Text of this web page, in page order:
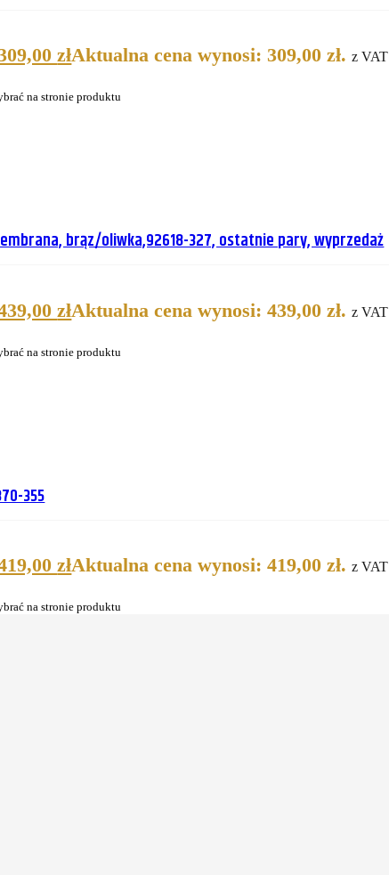
złAktualna cena wynosi: 309,00 zł. z VAT
na stronie produktu
membrana, brąz/oliwka,92618-327, ostatnie pary, wyprzedaż
złAktualna cena wynosi: 439,00 zł. z VAT
na stronie produktu
355
złAktualna cena wynosi: 419,00 zł. z VAT
na stronie produktu